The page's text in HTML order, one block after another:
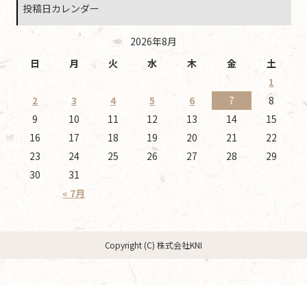
投稿日カレンダー
2026年8月
日
月 火 水 木 金 土
« 7月
1
2
3 4 5 6 7
8
9
10 11 12 13 14
15
16
17 18 19 20 21
22
23
24 25 26 27 28
29
30
31
Copyright (C) 株式会社KNI